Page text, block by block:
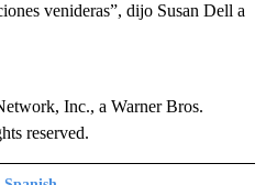
venideras”, dijo Susan Dell a
Inc., a Warner Bros.
reserved.